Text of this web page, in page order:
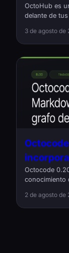
OctoHub es
delante de
petición que
Apache-2.0.
3 de agosto de
Octocode
conocimiento
references.
sin aviso en
2 de agosto de